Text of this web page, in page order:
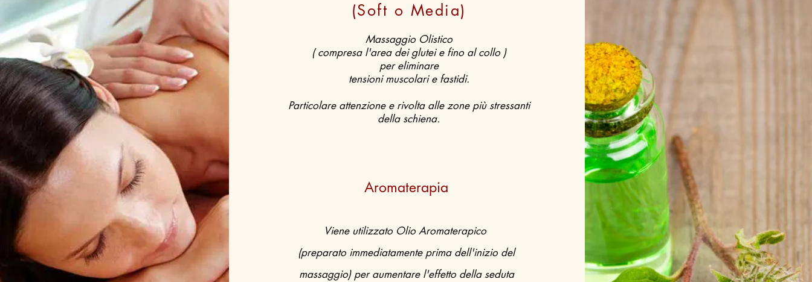
(Soft o Media)
Massaggio Olistico
( compresa l'area dei glutei e fino al collo )
per eliminare
tensioni muscolari e fastidi.
Particolare attenzione e rivolta alle zone più stressanti
della schiena.
Aromaterapia
Viene utilizzato Olio Aromaterapico
(preparato immediatamente prima dell'inizio del
massaggio) per aumentare l'effetto della seduta